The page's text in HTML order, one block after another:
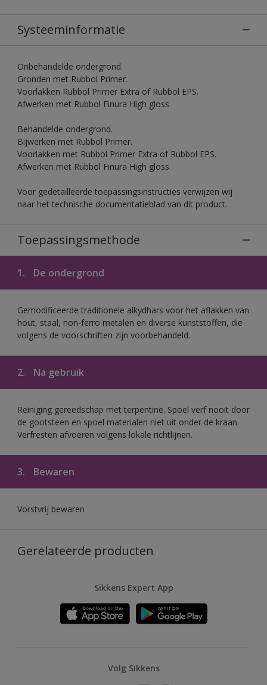
Systeeminformatie
Onbehandelde ondergrond.
Gronden met Rubbol Primer.
Voorlakken Rubbol Primer Extra of Rubbol EPS.
Afwerken met Rubbol Finura High gloss.
Behandelde ondergrond.
Bijwerken met Rubbol Primer.
Voorlakken met Rubbol Primer Extra of Rubbol EPS.
Afwerken met Rubbol Finura High gloss.
Voor gedetailleerde toepassingsinstructies verwijzen wij
naar het technische documentatieblad van dit product.
Toepassingsmethode
1. De ondergrond
Gemodificeerde traditionele alkydhars voor het aflakken van
hout, staal, non-ferro metalen en diverse kunststoffen, die
volgens de voorschriften zijn voorbehandeld.
2. Na gebruik
Reiniging gereedschap met terpentine. Spoel verf nooit door
de gootsteen en spoel materialen niet uit onder de kraan.
Verfresten afvoeren volgens lokale richtlijnen.
3. Bewaren
Vorstvrij bewaren
Gerelateerde producten
Sikkens Expert App
Volg Sikkens